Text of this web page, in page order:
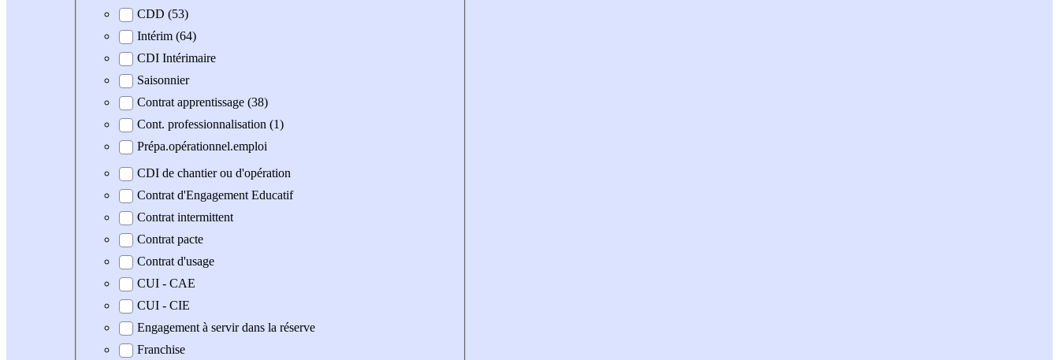
CDD (53)
Intérim (64)
CDI Intérimaire
Saisonnier
Contrat apprentissage (38)
Cont. professionnalisation (1)
Prépa.opérationnel.emploi
CDI de chantier ou d'opération
Contrat d'Engagement Educatif
Contrat intermittent
Contrat pacte
Contrat d'usage
CUI - CAE
CUI - CIE
Engagement à servir dans la réserve
Franchise